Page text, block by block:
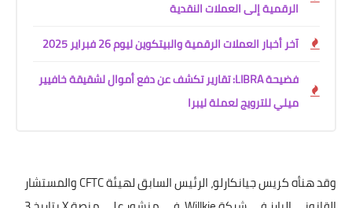
الرقمية إلى العملات النقدية
آخر أخبار العملات الرقمية والبيتكوين ليوم 26 فبراير 2025
فضيحة LIBRA: تقارير تكشف عن دفع أموال لشقيقة خافيير
ميلي للترويج لعملة ليبرا
وقد هنأه كريس جيانكارلو، الرئيس السابق لهيئة CFTC والمستشار